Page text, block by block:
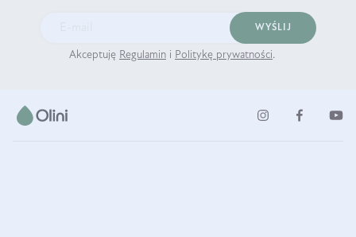
WYŚLIJ
Akceptuję Regulamin i Politykę prywatności.